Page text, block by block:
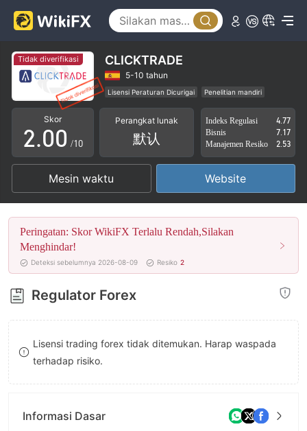
Tidak diverifikasi CLICKTRADE
5-10 tahun
Lisensi Peraturan Dicurigai
Penelitian mandiri
Potensi risiko tinggi
Skor
0
1
2
3
4
5
6
7
8
9
.0
1
2
3
4
5
6
7
8
9
0
1
2
3
4
5
6
7
8
9
/10
Perangkat lunak
默认
Indeks Regulasi
4.77
Bisnis
7.17
Manajemen Resiko
2.53
Mesin waktu Website
Peringatan: Skor WikiFX Terlalu Rendah,Silakan
Menghindar!
Deteksi sebelumnya 2026-08-09 Resiko 2
Regulator Forex
Lisensi trading forex tidak ditemukan. Harap waspada
terhadap risiko.
Informasi Dasar